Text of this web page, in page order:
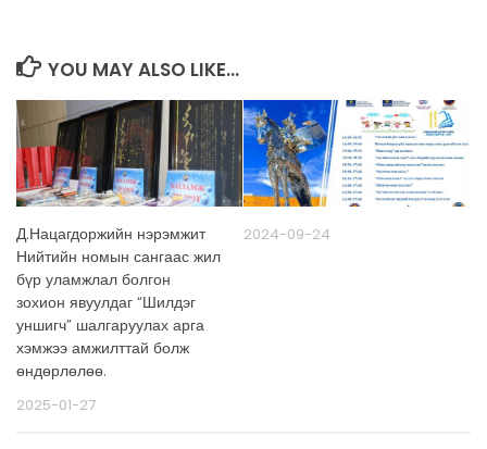
YOU MAY ALSO LIKE...
Д.Нацагдоржийн нэрэмжит
Нийтийн номын сангаас жил
бүр уламжлал болгон
зохион явуулдаг “Шилдэг
уншигч” шалгаруулах арга
хэмжээ амжилттай болж
өндөрлөлөө.
2025-01-27
2024-09-24